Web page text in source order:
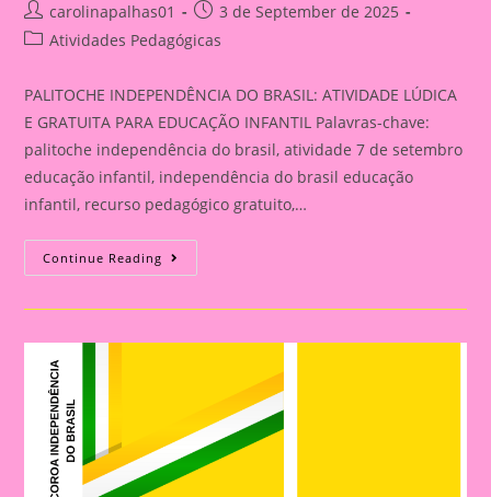
Post
author:
carolinapalhas01
Post
published:
3 de September de 2025
PostAtividades Pedagógicas
PALITOCHE INDEPENDÊNCIA DO BRASIL: ATIVIDADE LÚDICA
E GRATUITA PARA EDUCAÇÃO INFANTIL Palavras-chave:
palitoche independência do brasil, atividade 7 de setembro
educação infantil, independência do brasil educação
infantil, recurso pedagógico gratuito,…
Continue Reading ATIVIDADE
PARA
DIA
PARA